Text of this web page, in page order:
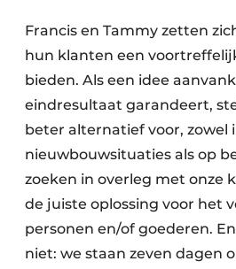
Francis en Tammy zetten
hun klanten een
bieden. Als een idee
eindresultaat garandeert,
beter alternatief voor, zowel
nieuwbouwsituaties als op
zoeken in overleg met onze
de juiste oplossing voor het
personen en/of goederen.
niet: we staan zeven dagen